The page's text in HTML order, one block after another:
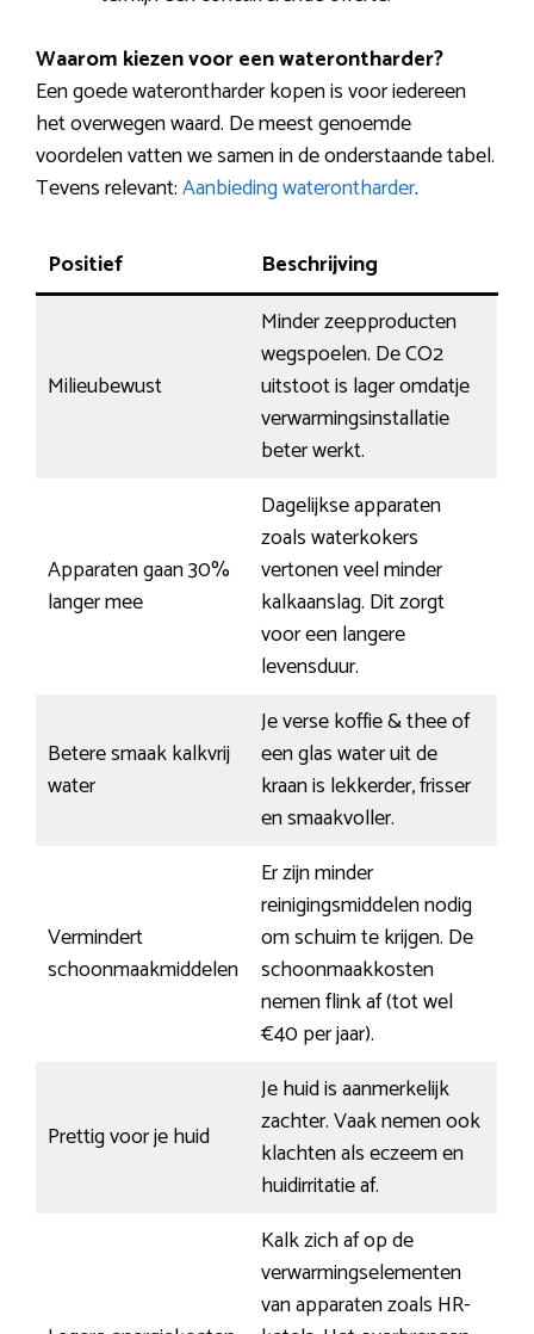
Waarom kiezen voor een waterontharder?
Een goede waterontharder kopen is voor iedereen
het overwegen waard. De meest genoemde
voordelen vatten we samen in de onderstaande tabel.
Tevens relevant:Aanbieding waterontharder.
Positief Beschrijving
Milieubewust
Minder zeepproducten
wegspoelen. De CO2
uitstoot is lager omdatje
verwarmingsinstallatie
beter werkt.
Apparaten gaan 30%
langer mee
Dagelijkse apparaten
zoals waterkokers
vertonen veel minder
kalkaanslag. Dit zorgt
voor een langere
levensduur.
Betere smaak kalkvrij
water
Je verse koffie & thee of
een glas water uit de
kraan is lekkerder, frisser
en smaakvoller.
Vermindert
schoonmaakmiddelen
Er zijn minder
reinigingsmiddelen nodig
om schuim te krijgen. De
schoonmaakkosten
nemen flink af (tot wel
€40 per jaar).
Prettig voor je huid
Je huid is aanmerkelijk
zachter. Vaak nemen ook
klachten als eczeem en
huidirritatie af.
Kalk zich af op de
verwarmingselementen
van apparaten zoals HR-